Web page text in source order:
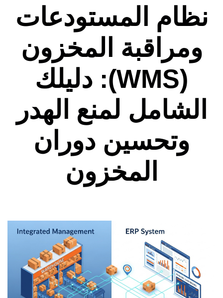
نظام المستودعات
ومراقبة المخزون
(WMS): دليلك
الشامل لمنع الهدر
وتحسين دوران
المخزون